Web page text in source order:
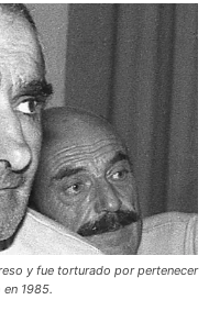
y fue torturado por pertenecer
1985.